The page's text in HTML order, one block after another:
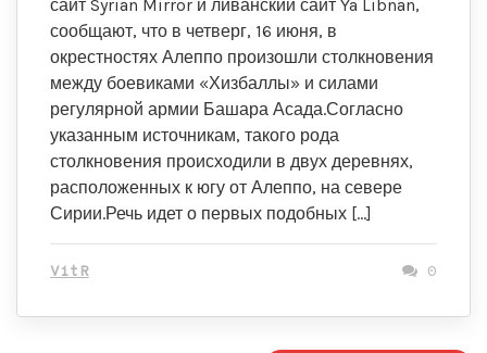
сайт Syrian Mirror и ливанский сайт Ya Libnan,
сообщают, что в четверг, 16 июня, в
окрестностях Алеппо произошли столкновения
между боевиками «Хизбаллы» и силами
регулярной армии Башара Асада.Согласно
указанным источникам, такого рода
столкновения происходили в двух деревнях,
расположенных к югу от Алеппо, на севере
Сирии.Речь идет о первых подобных […]
VitR 0